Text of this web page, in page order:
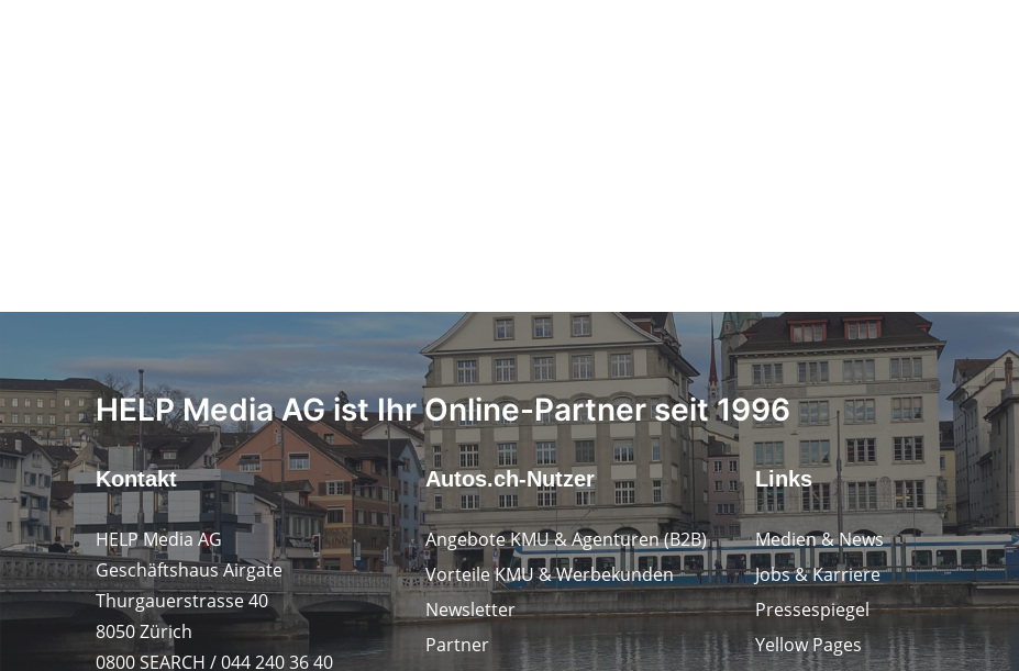
HELP Media AG ist Ihr Online-Partner seit 1996
Kontakt
HELP Media AG
Geschäftshaus Airgate
Thurgauerstrasse 40
8050 Zürich
0800 SEARCH / 044 240 36 40
Autos.ch-Nutzer
Angebote KMU & Agenturen (B2B)
Vorteile KMU & Werbekunden
Newsletter
Partner
Links
Medien & News
Jobs & Karriere
Pressespiegel
Yellow Pages